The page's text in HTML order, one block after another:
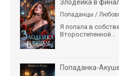
Злодейка в
Попаданцы /
Я попала в
Второстепенной...
Попаданка-